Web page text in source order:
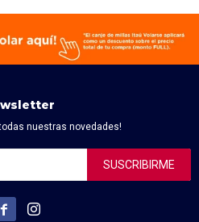
nuestras novedades!
SUSCRIBIRME
 